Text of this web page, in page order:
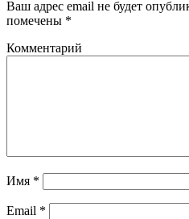
Ваш адрес email не будет
помечены *
Комментарий
Имя *
Email *